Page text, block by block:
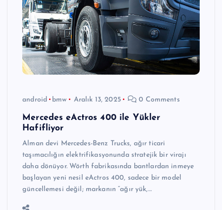
android bmw Aralık 13, 2025 0 Comments
Mercedes eActros 400 ile Yükler
Hafifliyor
Alman devi Mercedes-Benz Trucks, ağır ticari
taşımacılığın elektrifikasyonunda stratejik bir virajı
daha dönüyor. Wörth fabrikasında bantlardan inmeye
başlayan yeni nesil eActros 400, sadece bir model
güncellemesi değil; markanın “ağır yük,…